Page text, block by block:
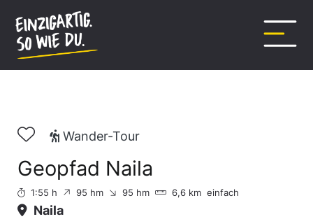
springen
Wander-Tour
Geopfad Naila
1:55 h 95 hm 95 hm 6,6 km einfach
Naila